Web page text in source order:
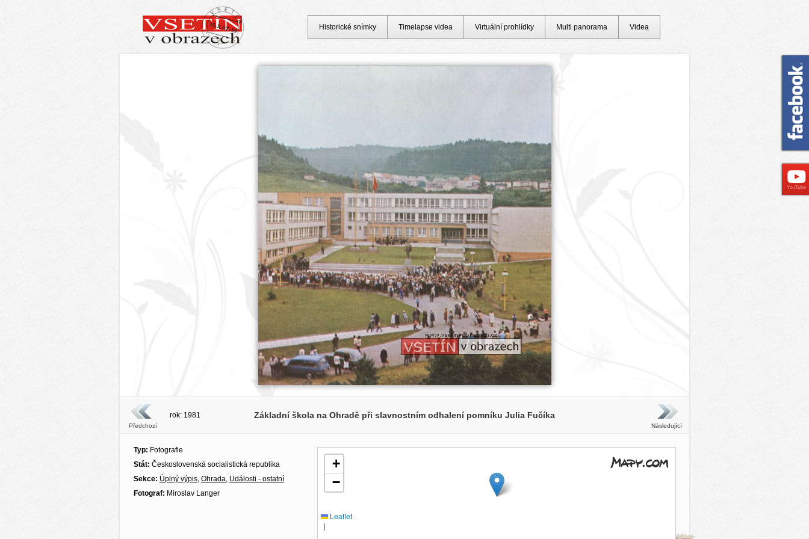
Předchozí
rok: 1981 Základní škola na Ohradě při slavnostním odhalení pomníku Julia Fučíka
Následující
Typ: Fotografie
Stát: Československá socialistická republika
Sekce: Úplný výpis, Ohrada, Události - ostatní
Fotograf: Miroslav Langer
+
−
Leaflet
|
Historické snímky Timelapse videa Virtuální prohlídky Multi panorama Videa